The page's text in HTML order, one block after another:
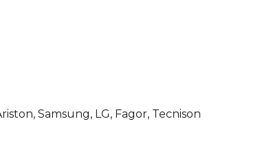
Samsung, LG, Fagor, Tecnison